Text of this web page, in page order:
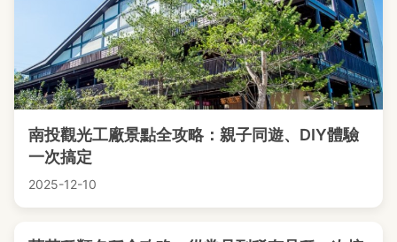
南投觀光工廠景點全攻略：親子同遊、DIY體驗
一次搞定
2025-12-10